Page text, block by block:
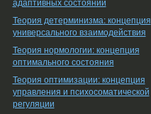
Теория детерминизма: концепция
универсального взаимодействия
Теория нормологии: концепция
оптимального состояния
Теория оптимизации: концепция
управления и психосоматической
регуляции